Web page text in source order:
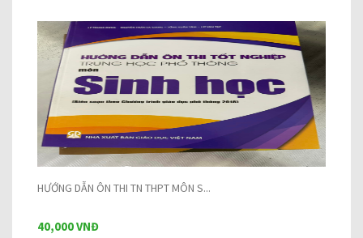
HƯỚNG DẪN ÔN THI TN THPT MÔN S...
40,000 VNĐ